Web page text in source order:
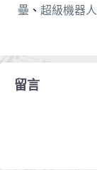
壘 、 超級機器
留言